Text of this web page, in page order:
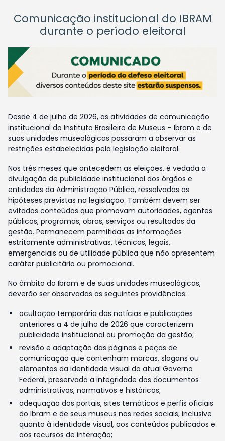
Comunicação institucional do IBRAM
durante o período eleitoral
Desde 4 de julho de 2026, as atividades de comunicação
institucional do Instituto Brasileiro de Museus – Ibram e de
suas unidades museológicas passaram a observar as
restrições estabelecidas pela legislação eleitoral.
Nos três meses que antecedem as eleições, é vedada a
divulgação de publicidade institucional dos órgãos e
entidades da Administração Pública, ressalvadas as
hipóteses previstas na legislação. Também devem ser
evitados conteúdos que promovam autoridades, agentes
públicos, programas, obras, serviços ou resultados da
gestão. Permanecem permitidas as informações
estritamente administrativas, técnicas, legais,
emergenciais ou de utilidade pública que não apresentem
caráter publicitário ou promocional.
No âmbito do Ibram e de suas unidades museológicas,
deverão ser observadas as seguintes providências:
ocultação temporária das notícias e publicações
anteriores a 4 de julho de 2026 que caracterizem
publicidade institucional ou promoção da gestão;
revisão e adaptação das páginas e peças de
comunicação que contenham marcas, slogans ou
elementos da identidade visual do atual Governo
Federal, preservada a integridade dos documentos
administrativos, normativos e históricos;
adequação dos portais, sites temáticos e perfis oficiais
do Ibram e de seus museus nas redes sociais, inclusive
quanto à identidade visual, aos conteúdos publicados e
aos recursos de interação;